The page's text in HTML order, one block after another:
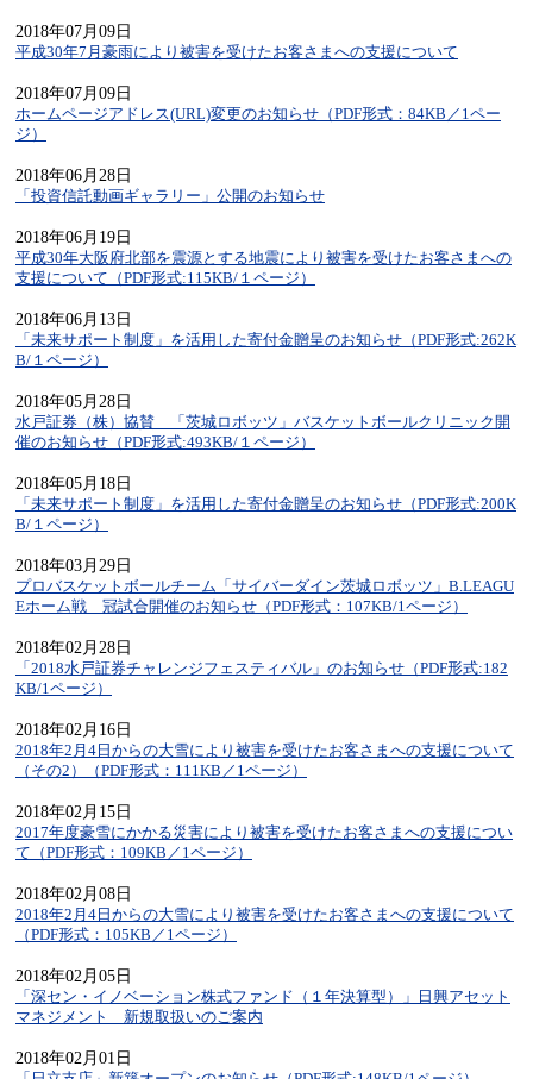
2018年07月09日
平成30年7月豪雨により被害を受けたお客さまへの支援について
2018年07月09日
ホームページアドレス(URL)変更のお知らせ（PDF形式：84KB／1ペー
ジ）
2018年06月28日
「投資信託動画ギャラリー」公開のお知らせ
2018年06月19日
平成30年大阪府北部を震源とする地震により被害を受けたお客さまへの
支援について（PDF形式:115KB/１ページ）
2018年06月13日
「未来サポート制度」を活用した寄付金贈呈のお知らせ（PDF形式:262K
B/１ページ）
2018年05月28日
水戸証券（株）協賛 「茨城ロボッツ」バスケットボールクリニック開
催のお知らせ（PDF形式:493KB/１ページ）
2018年05月18日
「未来サポート制度」を活用した寄付金贈呈のお知らせ（PDF形式:200K
B/１ページ）
2018年03月29日
プロバスケットボールチーム「サイバーダイン茨城ロボッツ」B.LEAGU
Eホーム戦 冠試合開催のお知らせ（PDF形式：107KB/1ページ）
2018年02月28日
「2018水戸証券チャレンジフェスティバル」のお知らせ（PDF形式:182
KB/1ページ）
2018年02月16日
2018年2月4日からの大雪により被害を受けたお客さまへの支援について
（その2）（PDF形式：111KB／1ページ）
2018年02月15日
2017年度豪雪にかかる災害により被害を受けたお客さまへの支援につい
て（PDF形式：109KB／1ページ）
2018年02月08日
2018年2月4日からの大雪により被害を受けたお客さまへの支援について
（PDF形式：105KB／1ページ）
2018年02月05日
「深セン・イノベーション株式ファンド（１年決算型）」日興アセット
マネジメント 新規取扱いのご案内
2018年02月01日